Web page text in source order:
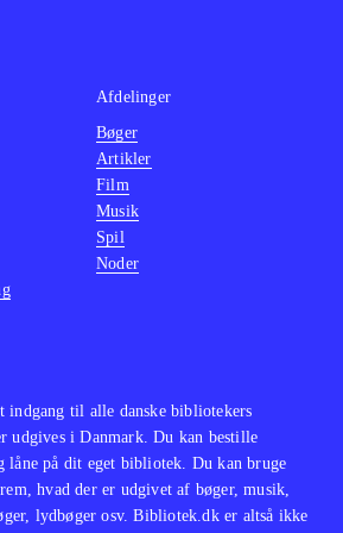
består kun af
fra spillet.
forbedret og med
Fantasy" er en af de
genren, i
men ellers har
genudgivet flere af
i serien
.
af en spilklassiker
og flottere grafik,
i spillet
indgang til alle danske bibliotekers
udgives i Danmark. Du kan bestille
låne på dit eget bibliotek. Du kan bruge
hvad der er udgivet af bøger, musik,
lydbøger osv. Bibliotek.dk er altså ikke
Afdelinger
Bøger
Artikler
Film
Musik
Spil
Noder